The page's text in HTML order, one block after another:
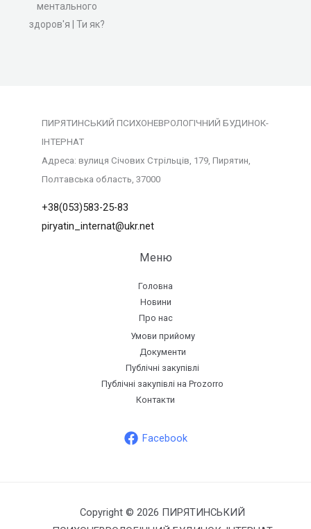
ментального
здоров'я | Ти як?
ПИРЯТИНСЬКИЙ ПСИХОНЕВРОЛОГІЧНИЙ БУДИНОК-
ІНТЕРНАТ
Адреса: вулиця Січових Стрільців, 179, Пирятин,
Полтавська область, 37000
+38(053)583-25-83
piryatin_internat@ukr.net
Меню
Головна
Новини
Про нас
Умови прийому
Документи
Публічні закупівлі
Публічні закупівлі на Prozorro
Контакти
Facebook
Copyright © 2026 ПИРЯТИНСЬКИЙ